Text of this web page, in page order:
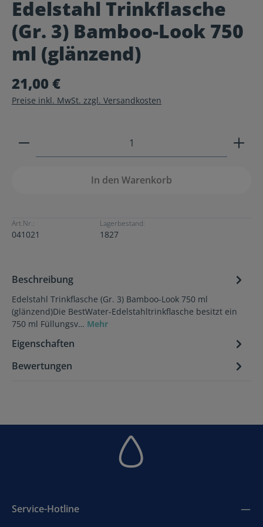
Durchschnittliche Bewertung von 0 von 5 Sternen
Edelstahl Trinkflasche
(Gr. 3) Bamboo-Look 750
ml (glänzend)
21,00 €
Preise inkl. MwSt. zzgl. Versandkosten
Produkt Anzahl: Gib den gewünschten Wert ein
In den Warenkorb
Art.Nr.:
041021
Lagerbestand:
1827
Beschreibung
Edelstahl Trinkflasche (Gr. 3) Bamboo-Look 750 ml
(glänzend)Die BestWater-Edelstahltrinkflasche besitzt ein
750 ml Füllungsv… Mehr
Eigenschaften
Bewertungen
Service-Hotline